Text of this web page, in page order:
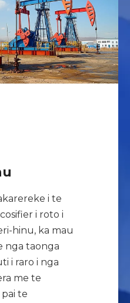
i te
i roto i
hinu, ka mau
nga taonga
i raro i nga
me te
te